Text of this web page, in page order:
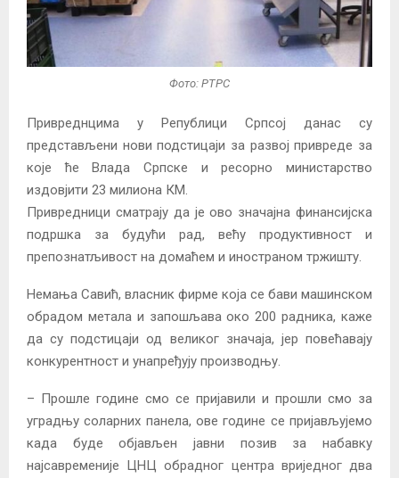
Фото: РТРС
Привреднцима у Републици Српсој данас су
представљени нови подстицаји за развој привреде за
које ће Влада Српске и ресорно министарство
издовјити 23 милиона КМ.
Привредници сматрају да је ово значајна финансијска
подршка за будући рад, већу продуктивност и
препознатљивост на домаћем и иностраном тржишту.
Немања Савић, власник фирме која се бави машинском
обрадом метала и запошљава око 200 радника, каже
да су подстицаји од великог значаја, јер повећавају
конкурентност и унапређују производњу.
– Прошле године смо се пријавили и прошли смо за
уградњу соларних панела, ове године се пријављујемо
када буде објављен јавни позив за набавку
најсавременије ЦНЦ обрадног центра вриједног два